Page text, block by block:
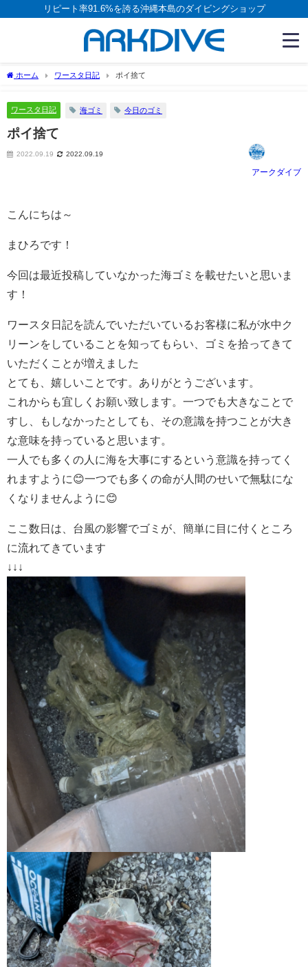
リピート率91.6%を誇る沖縄本島のダイビングショップ
ホーム ワースタ日記 ポイ捨て
ワースタ日記 海ゴミ 今日のゴミ
ポイ捨て
2022.09.19 2022.09.19
アークダイブ
こんにちは～
まひろです！
今回は最近投稿していなかった海ゴミを載せたいと思いま
す！
ワースタ日記を読んでいただいているお客様に私が水中ク
リーンをしていることを知ってもらい、ゴミを拾ってきて
いただくことが増えました
とても、嬉しいことです。ありがとうございます。
これからも宜しくお願い致します。一つでも大きなことで
すし、もしなかったとしても、その意識を持つことが大き
な意味を持っていると思います。
一人でも多くの人に海を大事にするという意識を持ってく
れますように😊一つでも多くの命が人間のせいで無駄にな
くなりませんように😊
ここ数日は、台風の影響でゴミが、簡単に目に付くところ
に流れてきています
↓↓↓